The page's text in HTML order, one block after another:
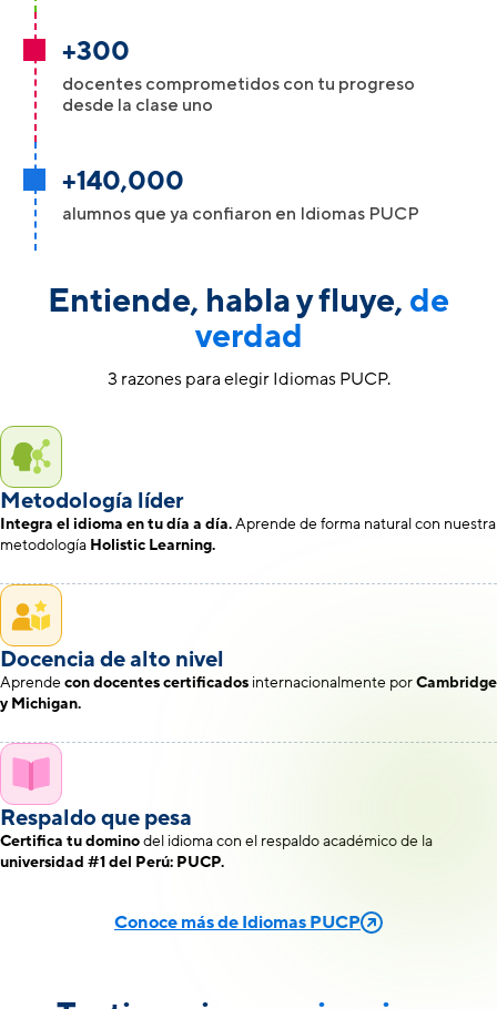
+300
docentes comprometidos con tu progreso
desde la clase uno
+140,000
alumnos que ya confiaron en Idiomas PUCP
Entiende, habla y fluye, de
verdad
3 razones para elegir Idiomas PUCP.
Metodología líder
Integra el idioma en tu día a día.Aprende de forma natural con nuestra
metodología Holistic Learning.
Docencia de alto nivel
Aprendecon docentes certificados internacionalmente porCambridge
y Michigan.
Respaldo que pesa
Certifica tu dominodel idioma con el respaldo académico de la
universidad #1 del Perú: PUCP.
Conoce más de Idiomas PUCP